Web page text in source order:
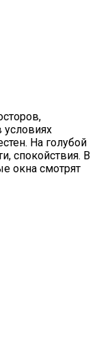
условиях
На голубой
спокойствия. В
окна смотрят